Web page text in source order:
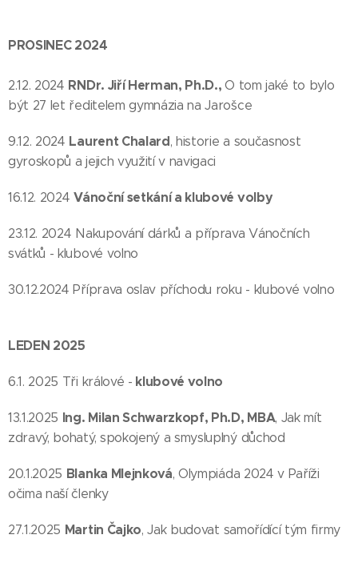
PROSINEC 2024
2.12. 2024 RNDr. Jiří Herman, Ph.D.,O tom jaké to bylo
být 27 let ředitelem gymnázia na Jarošce
9.12. 2024 Laurent Chalard, historie a současnost
gyroskopů a jejich využití v navigaci
16.12. 2024Vánoční setkání a klubové volby
23.12. 2024 Nakupování dárků a příprava Vánočních
svátků - klubové volno
30.12.2024 Příprava oslav příchodu roku - klubové volno
LEDEN 2025
6.1. 2025 Tři králové - klubové volno
13.1.2025 Ing. Milan Schwarzkopf, Ph.D, MBA, Jak mít
zdravý, bohatý, spokojený a smysluplný důchod
20.1.2025 Blanka Mlejnková, Olympiáda 2024 v Paříži
očima naší členky
27.1.2025 Martin Čajko, Jak budovat samořídící tým firmy